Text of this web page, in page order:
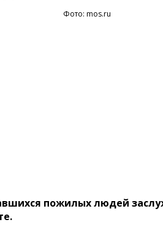
Фото: mos.ru
пожилых людей